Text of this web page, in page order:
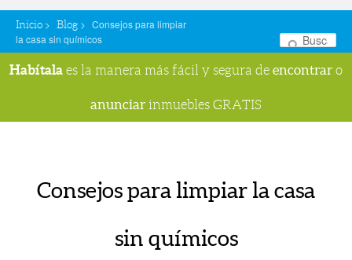
Inicio > Blog > Consejos para limpiar
la casa sin químicos
Habítala es la manera más fácil y segura de encontrar o
anunciar inmuebles GRATIS
Consejos para limpiar la casa
sin químicos